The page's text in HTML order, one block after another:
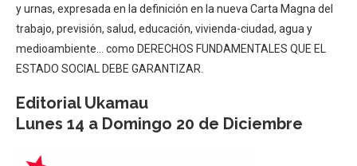
y urnas, expresada en la definición en la nueva Carta Magna del
trabajo, previsión, salud, educación, vivienda-ciudad, agua y
medioambiente… como DERECHOS FUNDAMENTALES QUE EL
ESTADO SOCIAL DEBE GARANTIZAR.
Editorial Ukamau
Lunes 14 a Domingo 20 de Diciembre